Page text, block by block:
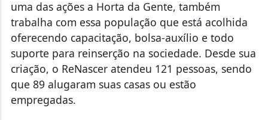
uma das ações a Horta da Gente, também
trabalha com essa população que está acolhida
oferecendo capacitação, bolsa-auxílio e todo
suporte para reinserção na sociedade. Desde sua
criação, o ReNascer atendeu 121 pessoas, sendo
que 89 alugaram suas casas ou estão
empregadas.